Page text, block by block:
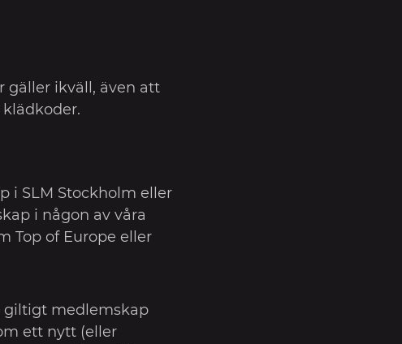
gäller ikväll, även att
i SLM Stockholm eller
i någon av våra
Top of Europe eller
giltigt medlemskap
ett nytt (eller